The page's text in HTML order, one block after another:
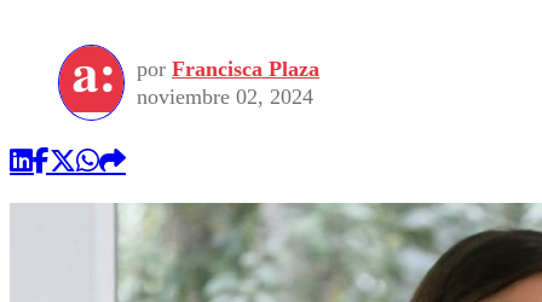
Torneo Internacional
Torneo Nacional
Internacional
Nacional
Programas
Comercial
por Francisca Plaza
noviembre 02, 2024